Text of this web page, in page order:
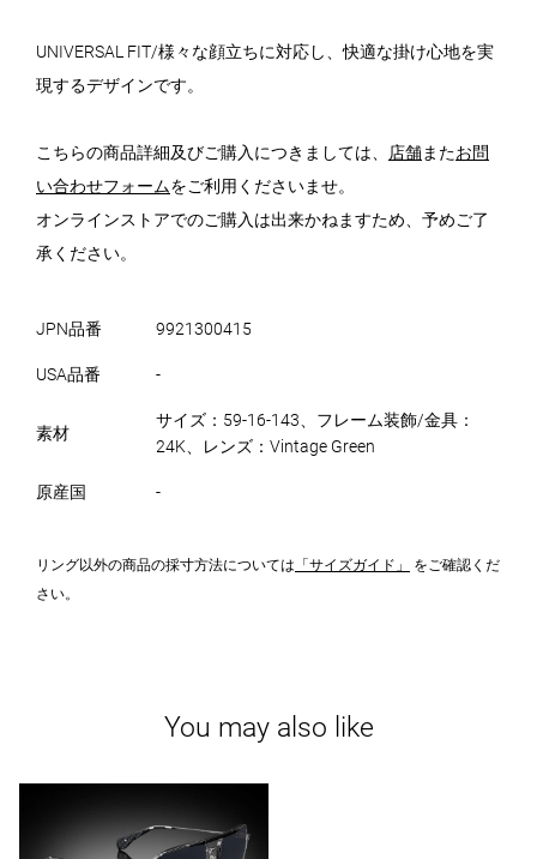
UNIVERSAL FIT/様々な顔立ちに対応し、快適な掛け心地を実
現するデザインです。
こちらの商品詳細及びご購入につきましては、 店舗またお問
い合わせフォームをご利用くださいませ。
オンラインストアでのご購入は出来かねますため、予めご了
承ください。
JPN品番 9921300415
USA品番 -
素材
サイズ：59-16-143、フレーム装飾/金具：
24K、レンズ：Vintage Green
原産国 -
リング以外の商品の採寸方法については 「サイズガイド」
をご確認くだ
さい。
You may also like